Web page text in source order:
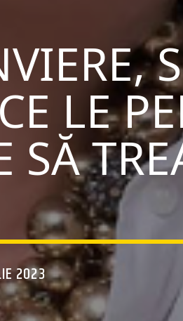
LE
SĂ
2023